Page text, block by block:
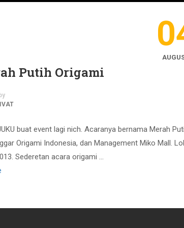
Putih Origami
buat event lagi nich. Acaranya bernama Merah
Origami Indonesia, dan Management Miko Mall.
Sederetan acara origami …